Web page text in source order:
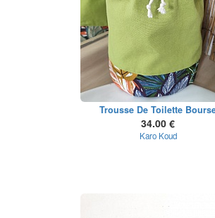
Trousse De Toilette
34.00 €
Karo Koud